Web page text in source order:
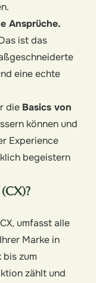
Ansprüche.
ist das
eine echte
die Basics von
können und
Experience
begeistern
umfasst alle
Marke in
zum
zählt und